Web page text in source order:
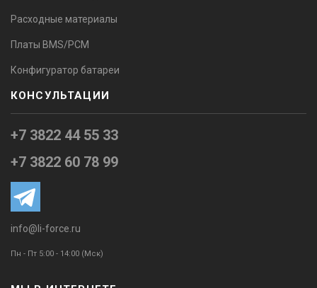
Расходные материалы
Платы BMS/PCM
Конфигуратор батареи
КОНСУЛЬТАЦИИ
+7 3822 44 55 33
+7 3822 60 78 99
info@li-force.ru
Пн - Пт 5:00 - 14:00 (Мск)